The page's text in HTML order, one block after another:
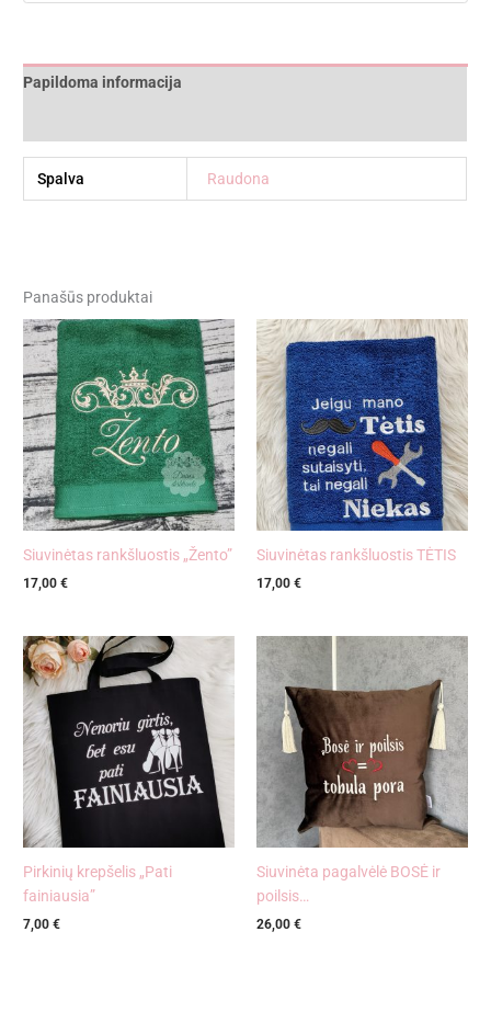
Papildoma informacija
Spalva Raudona
Panašūs produktai
Siuvinėtas rankšluostis „Žento”
17,00€
Siuvinėtas rankšluostis TĖTIS
17,00 €
Pirkinių krepšelis „Pati
fainiausia”
7,00€
Siuvinėta pagalvėlė BOSĖ ir
poilsis…
26,00 €